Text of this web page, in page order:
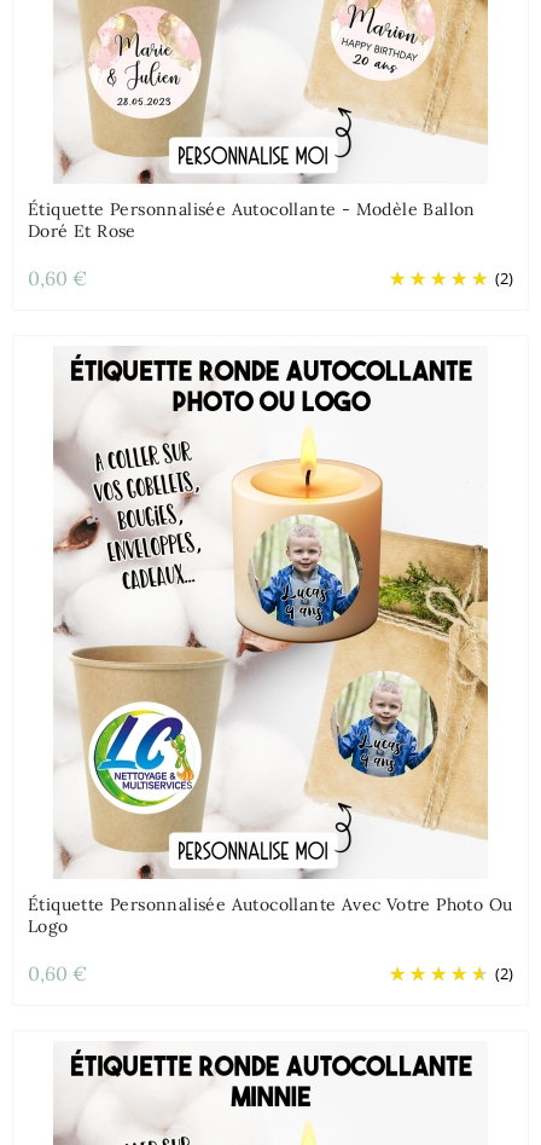
Étiquette Personnalisée Autocollante - Modèle Ballon
Doré Et Rose
(2)
0,60 €
Étiquette Personnalisée Autocollante Avec Votre Photo Ou
Logo
(2)
0,60 €